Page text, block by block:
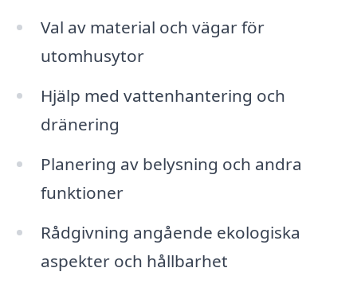
Val av material och vägar för
utomhusytor
Hjälp med vattenhantering och
dränering
Planering av belysning och andra
funktioner
Rådgivning angående ekologiska
aspekter och hållbarhet